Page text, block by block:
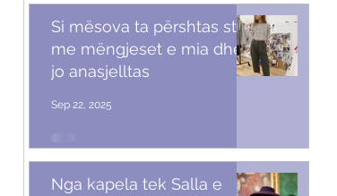
Si mësova ta përshtas stilin
me mëngjeset e mia dhe
jo anasjelltas
Sep 22, 2025
Nga kapela tek Salla e